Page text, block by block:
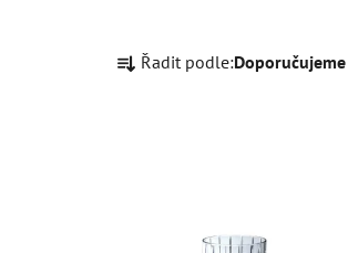
a Řadit podle:Doporučujeme